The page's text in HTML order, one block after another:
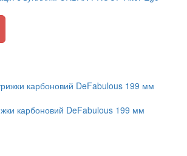
карбоновий DeFabulous 199 мм